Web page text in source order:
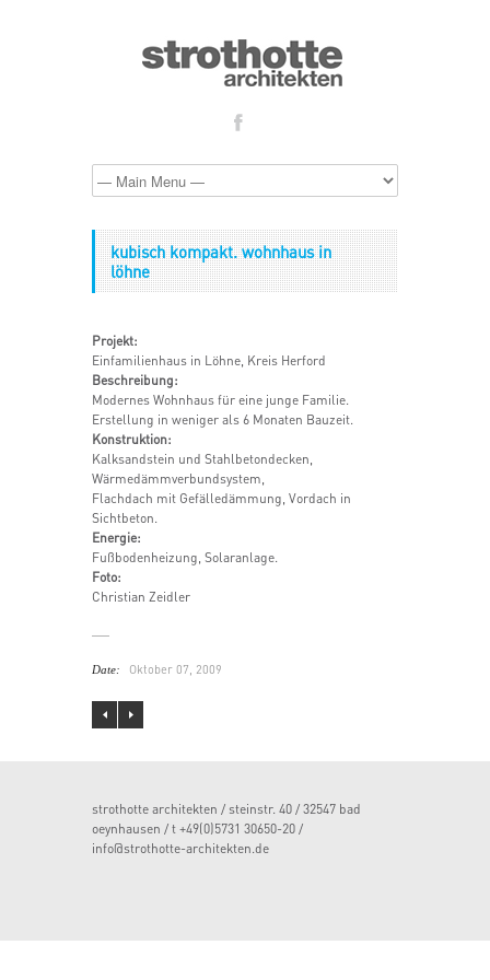
kubisch kompakt. wohnhaus in
löhne
Projekt:
Einfamilienhaus in Löhne, Kreis Herford
Beschreibung:
Modernes Wohnhaus für eine junge Familie.
Erstellung in weniger als 6 Monaten Bauzeit.
Konstruktion:
Kalksandstein und Stahlbetondecken,
Wärmedämmverbundsystem,
Flachdach mit Gefälledämmung, Vordach in
Sichtbeton.
Energie:
Fußbodenheizung, Solaranlage.
Foto:
Christian Zeidler
Date: Oktober 07, 2009
strothotte architekten / steinstr. 40 / 32547 bad
oeynhausen / t +49(0)5731 30650-20 /
info@strothotte-architekten.de